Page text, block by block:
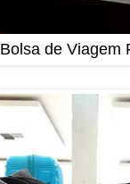
Bolsa de Viagem